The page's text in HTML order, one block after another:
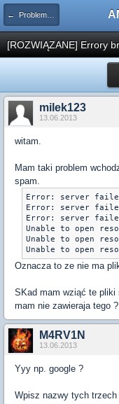
← Problemy z pluginami
[ROZWIĄZANE] Errory
milek123
13.06.2013
witam.
Mam taki problem
spam.
Error: server
Error: server
Error: server
Unable to open
Unable to open
Unable to open
Oznacza to ze nie ma
SKad mam wziąć te pliki
mam nie zawieraja tego ?
M4RV1N
13.06.2013
Yyy np. google ?
Wpisz nazwy tych